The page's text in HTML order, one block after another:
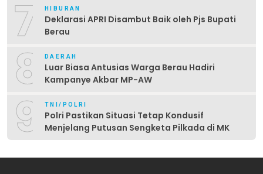
7 HIBURAN
Deklarasi APRI Disambut Baik oleh Pjs Bupati
Berau
8 DAERAH
Luar Biasa Antusias Warga Berau Hadiri
Kampanye Akbar MP-AW
9 TNI/POLRI
Polri Pastikan Situasi Tetap Kondusif
Menjelang Putusan Sengketa Pilkada di MK